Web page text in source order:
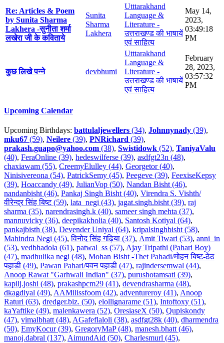
Re: Articles & Poem
by Sunita Sharma
Lakhera -सुनीता शर्मा
लखेरा जी के कविताये
Sunita
Sharma
Lakhera
Utttarakhand
Language &
Literature -
उत्तराखण्ड की भाषायें
एवं साहित्य
May 14,
2023,
03:49:18
PM
कुछ लिखे पन्ने devbhumi
Utttarakhand
Language &
Literature -
उत्तराखण्ड की भाषायें
एवं साहित्य
February
28, 2023,
03:57:32
PM
Upcoming Calendar
Upcoming Birthdays: battulaljewellers (34), Johnnynady (39),
mku67 (59), Neilere (39), PNRichard (39),
prakash.guapo@yahoo.com (38), Swistidowk (52), TaniyaValu
(40), FeraOnline (39), hedeswilferse (39), asdfgt23n (48),
chaxiawam (55), CreemyElulley (44), Georgetor (40),
Ninisivereona (54), PatrickSemy (45), Peegeve (39), FeexiseKepsy
(39), Hoaccandy (49), JulianVop (50), Nandan Bisht (46),
nandanbisht (46), Pankaj Singh Bisht (40), Virendra S. Vishth/
वीरेन्द्र सिंह बिष्ट (59), lata_negi (43), jagat.singh.bisht (39), raj
sharma (35), narendrasingh.k (40), sameer singh mehta (37),
mannuvicky (36), deepikakholia (40), Santosh Kotiyal (64),
pankajbisth (38), Devender Uniyal (64), kripalsinghbisht (58),
Mahindra Negi (45),विनोद सिंह गढ़िया (37), Amit Tiwari (53), anni_in
(53), vedbhadola (61), patwal_ss (57), Ajay Tripathi (Pahari Boy)
(47), madhulika negi (48), Mohan Bisht -Thet Pahadi/मोहन बिष्ट-ठेठ
पहाडी (49), Pawan Pahari/पवन पहाडी (47), rajindersemwal (44),
Anoop Rawat "Garhwali Indian" (37), purushotamsati (39),
kapilj.joshi (48), prakashpcm29 (41), devendrasharma (48),
dkagdiyal (49), AAMilissfoom (42), adventureroy (41), Anoop
Raturi (63), dredger.biz. (50), elollignarame (51), Intoftoxy (51),
kaYaftike (49), malenkawera (52), OresiaseX (50), Qupiskondy
(47), vimalbhatt (48), AGafeflaloli (38), asdfgt28k (40), dharmendra
(50), EmyKocur (39), GregoryMaP (48), manesh.bhatt (46),
manoj.dabral (137), AimundAid (50), Charlesmurl (45),